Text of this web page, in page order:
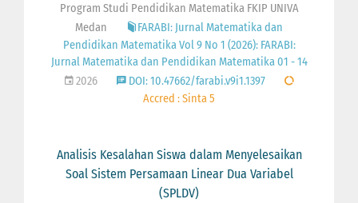
Program Studi Pendidikan Matematika FKIP UNIVA
Medan
FARABI: Jurnal Matematika dan
Pendidikan Matematika Vol 9 No 1 (2026): FARABI:
Jurnal Matematika dan Pendidikan Matematika 01 - 14
2026
DOI: 10.47662/farabi.v9i1.1397
Accred : Sinta 5
Analisis Kesalahan Siswa dalam Menyelesaikan
Soal Sistem Persamaan Linear Dua Variabel
(SPLDV)